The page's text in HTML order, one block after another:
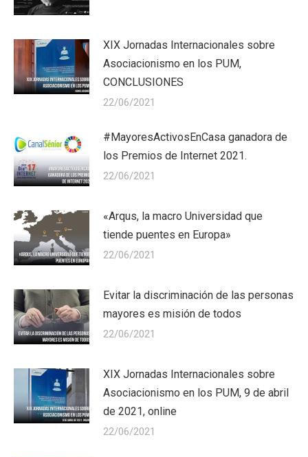
XIX Jornadas Internacionales sobre
Asociacionismo en los PUM,
CONCLUSIONES
22/06/2021
#MayoresActivosEnCasa ganadora de
los Premios de Internet 2021.
22/06/2021
«Arqus, la macro Universidad que
tiende puentes en Europa»
22/06/2021
Evitar la discriminación de las personas
mayores es misión de todos
22/06/2021
XIX Jornadas Internacionales sobre
Asociacionismo en los PUM, 9 de abril
de 2021, online
22/06/2021